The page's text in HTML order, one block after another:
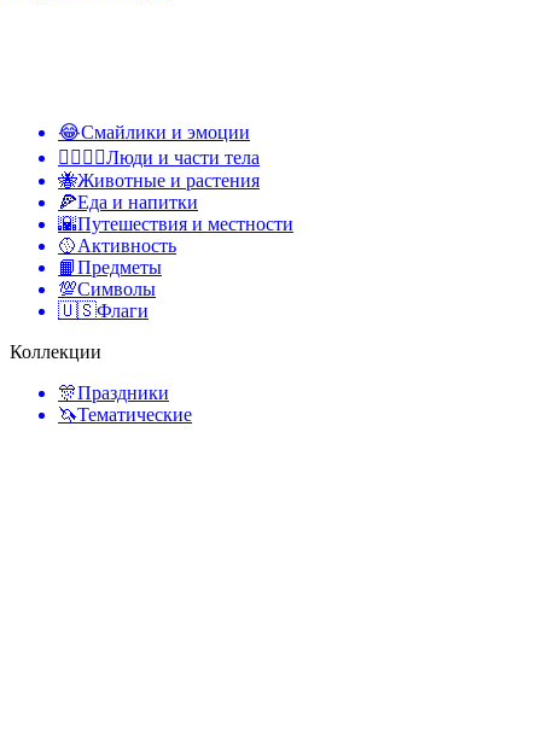
😂Смайлики и эмоции
👩‍❤️‍💋‍👨Люди и части тела
🐝Животные и растения
🍕Еда и напитки
🌇Путешествия и местности
🥎Активность
📙Предметы
💯Символы
🇺🇸Флаги
Коллекции
🎊Праздники
🦄Тематические